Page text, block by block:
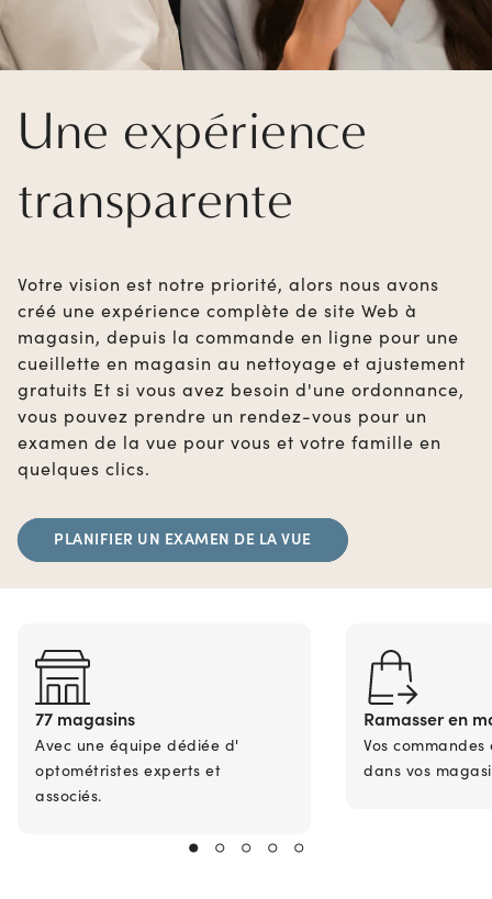
Une expérience
transparente
Votre vision est notre priorité, alors nous avons
créé une expérience complète de site Web à
magasin, depuis la commande en ligne pour une
cueillette en magasin au nettoyage et ajustement
gratuits Et si vous avez besoin d'une ordonnance,
vous pouvez prendre un rendez-vous pour un
examen de la vue pour vous et votre famille en
quelques clics.
PLANIFIER UN EXAMEN DE LA VUE
77 magasins
Avec une équipe dédiée d'
optométristes experts et
associés.
Ramasser en
Vos
dans vos